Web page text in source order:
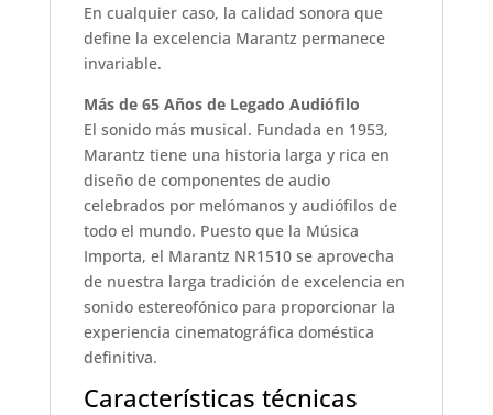
En cualquier caso, la calidad sonora que
define la excelencia Marantz permanece
invariable.
Más de 65 Años de Legado Audiófilo
El sonido más musical. Fundada en 1953,
Marantz tiene una historia larga y rica en
diseño de componentes de audio
celebrados por melómanos y audiófilos de
todo el mundo. Puesto que la Música
Importa, el Marantz NR1510 se aprovecha
de nuestra larga tradición de excelencia en
sonido estereofónico para proporcionar la
experiencia cinematográfica doméstica
definitiva.
Características técnicas